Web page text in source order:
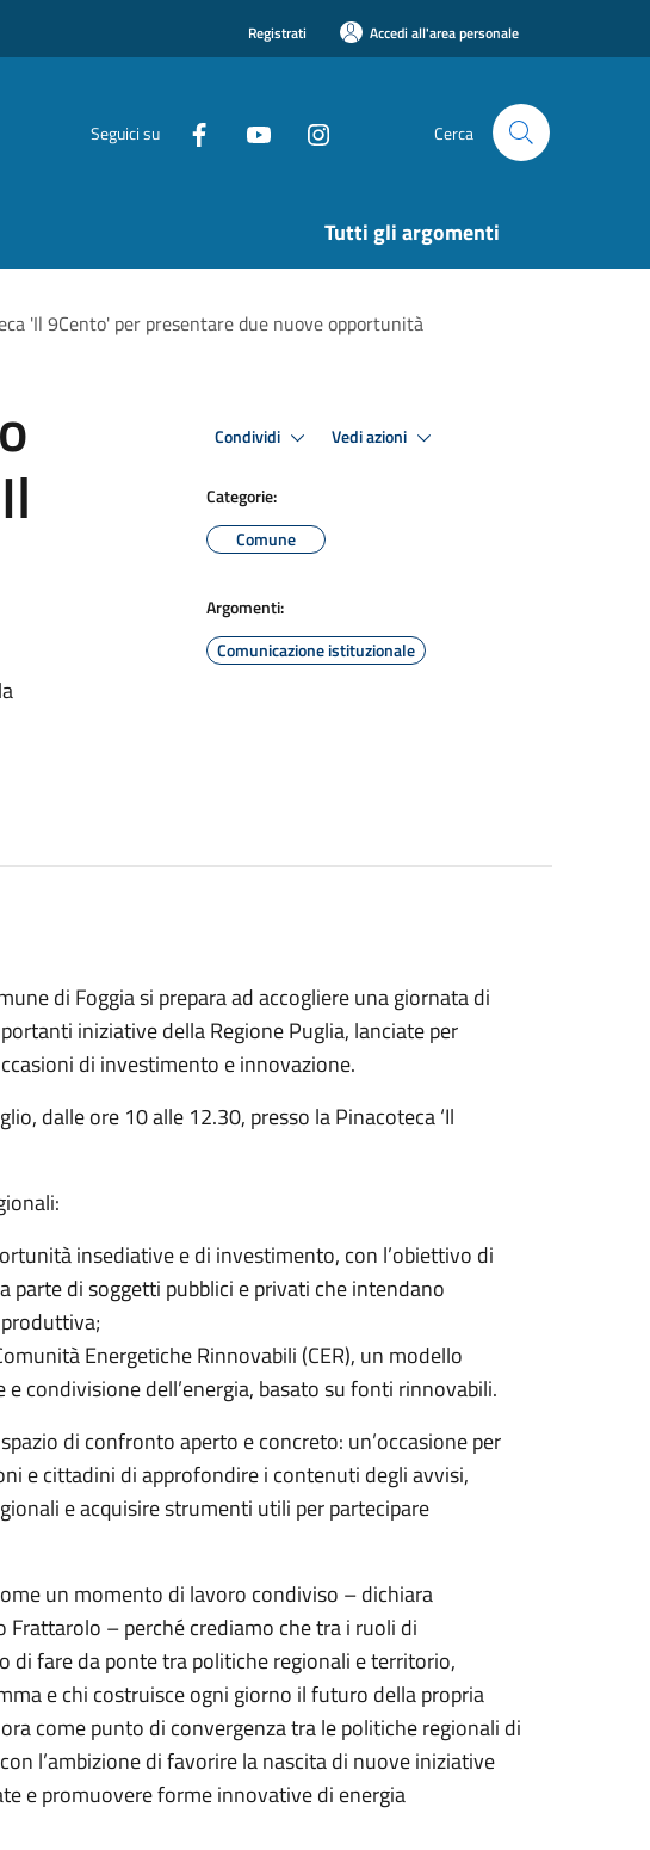
Registrati Accedi all'area personale
Seguici su Cerca
Tutti gli argomenti
'Il 9Cento' per presentare due nuove opportunità
Condividi Vedi azioni
Categorie:
Comune
Argomenti:
Comunicazione istituzionale
di Foggia si prepara ad accogliere una giornata di
iniziative della Regione Puglia, lanciate per
di investimento e innovazione.
dalle ore 10 alle 12.30, presso la Pinacoteca ‘Il
insediative e di investimento, con l’obiettivo di
parte di soggetti pubblici e privati che intendano
Energetiche Rinnovabili (CER), un modello
condivisione dell’energia, basato su fonti rinnovabili.
di confronto aperto e concreto: un’occasione per
e cittadini di approfondire i contenuti degli avvisi,
e acquisire strumenti utili per partecipare
un momento di lavoro condiviso – dichiara
Frattarolo – perché crediamo che tra i ruoli di
di fare da ponte tra politiche regionali e territorio,
e chi costruisce ogni giorno il futuro della propria
come punto di convergenza tra le politiche regionali di
l’ambizione di favorire la nascita di nuove iniziative
e promuovere forme innovative di energia